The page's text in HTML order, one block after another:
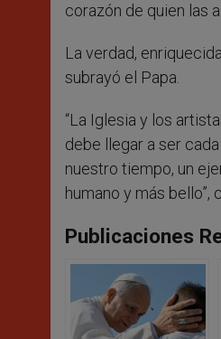
corazón de quien las
La verdad,
subrayó el Papa.
“La Iglesia y los
debe llegar a ser
nuestro tiempo, un
humano y más bello”,
Publicaciones